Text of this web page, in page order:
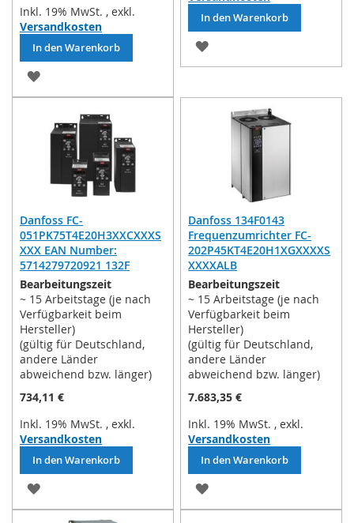
Inkl. 19% MwSt. , exkl.
Versandkosten
In den Warenkorb
ZUR
WUNSCHLISTE
HINZUFÜGEN
In den Warenkorb
ZUR
WUNSCHLISTE
HINZUFÜGEN
Danfoss FC-
051PK75T4E20H3XXCXXXS
XXX EAN Number:
5714279720921 132F
Bearbeitungszeit
~ 15 Arbeitstage (je nach
Verfügbarkeit beim
Hersteller)
(gültig für Deutschland,
andere Länder
abweichend bzw. länger)
734,11 €
Inkl. 19% MwSt. , exkl.
Versandkosten
In den Warenkorb
ZUR
WUNSCHLISTE
Danfoss 134F0143
Frequenzumrichter FC-
202P45KT4E20H1XGXXXXS
XXXXALB
Bearbeitungszeit
~ 15 Arbeitstage (je nach
Verfügbarkeit beim
Hersteller)
(gültig für Deutschland,
andere Länder
abweichend bzw. länger)
7.683,35 €
Inkl. 19% MwSt. , exkl.
Versandkosten
In den Warenkorb
ZUR
WUNSCHLISTE